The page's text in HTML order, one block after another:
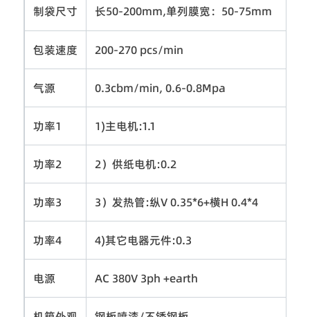
制袋尺寸 长50-200mm,单列膜宽：50-75mm
包装速度 200-270 pcs/min
气源 0.3cbm/min, 0.6-0.8Mpa
功率1 1)主电机:1.1
功率2 2）供纸电机:0.2
功率3 3）发热管:纵V 0.35*6+横H 0.4*4
功率4 4)其它电器元件:0.3
电源 AC 380V 3ph +earth